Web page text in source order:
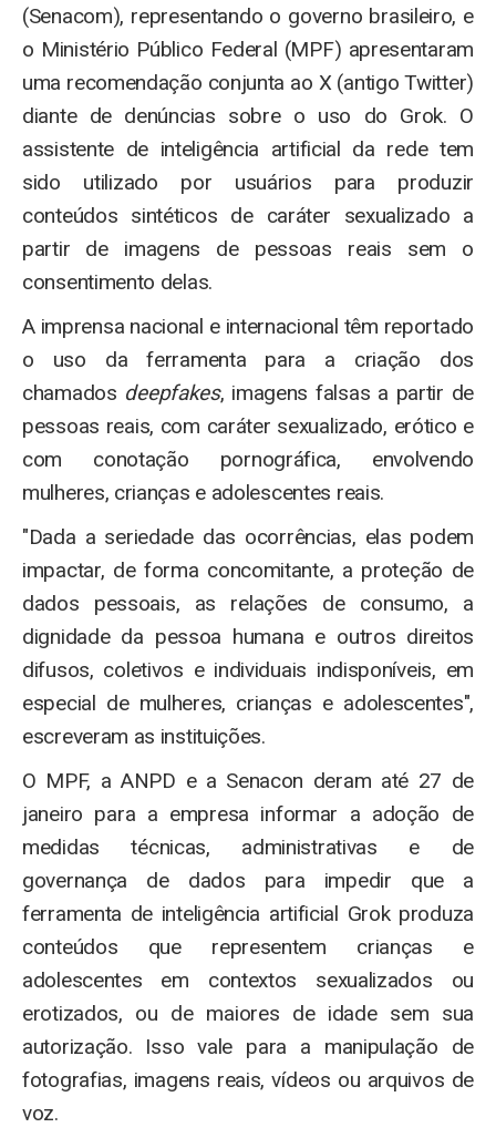
(Senacom), representando o governo brasileiro, e
o Ministério Público Federal (MPF) apresentaram
uma recomendação conjunta ao X (antigo Twitter)
diante de denúncias sobre o uso do Grok. O
assistente de inteligência artificial da rede tem
sido utilizado por usuários para produzir
conteúdos sintéticos de caráter sexualizado a
partir de imagens de pessoas reais sem o
consentimento delas.
A imprensa nacional e internacional têm reportado
o uso da ferramenta para a criação dos
chamados deepfakes, imagens falsas a partir de
pessoas reais, com caráter sexualizado, erótico e
com conotação pornográfica, envolvendo
mulheres, crianças e adolescentes reais.
"Dada a seriedade das ocorrências, elas podem
impactar, de forma concomitante, a proteção de
dados pessoais, as relações de consumo, a
dignidade da pessoa humana e outros direitos
difusos, coletivos e individuais indisponíveis, em
especial de mulheres, crianças e adolescentes",
escreveram as instituições.
O MPF, a ANPD e a Senacon deram até 27 de
janeiro para a empresa informar a adoção de
medidas técnicas, administrativas e de
governança de dados para impedir que a
ferramenta de inteligência artificial Grok produza
conteúdos que representem crianças e
adolescentes em contextos sexualizados ou
erotizados, ou de maiores de idade sem sua
autorização. Isso vale para a manipulação de
fotografias, imagens reais, vídeos ou arquivos de
voz.